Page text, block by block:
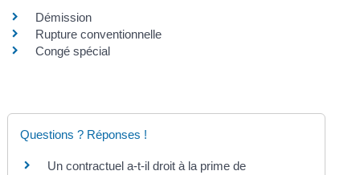
Démission
Rupture conventionnelle
Congé spécial
Questions ? Réponses !
Un contractuel a-t-il droit à la prime de